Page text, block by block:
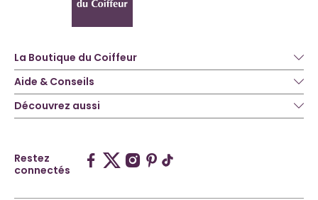
La Boutique du Coiffeur
Aide & Conseils
Découvrez aussi
Restez
connectés